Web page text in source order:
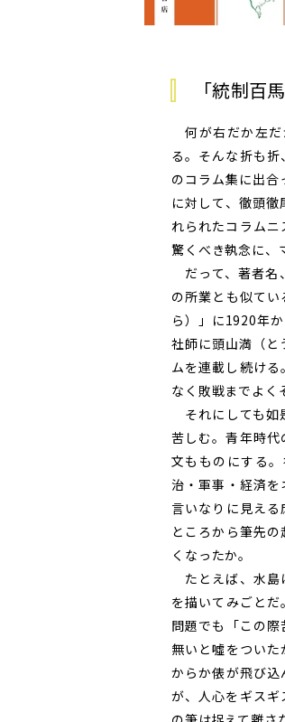
「統制
何が右だか左だ
る。そんな折も
のコラム集に出
に対して、徹頭
れられたコラム
驚くべき執念に、
だって、著者名
の所業とも似て
ら）」に1920年
社師に頭山満（と
ムを連載し続け
なく敗戦までよく
それにしても如
苦しむ。青年時
文もものにする
治・軍事・経済
言いなりに見え
ところから筆先
くなったか。
たとえば、水島
を描いてみごと
問題でも「この
無いと噓をつい
からか俵が飛び
が、人心をギス